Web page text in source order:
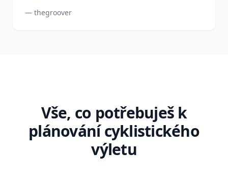
— thegroover
Vše, co potřebuješ k
plánování cyklistického
výletu